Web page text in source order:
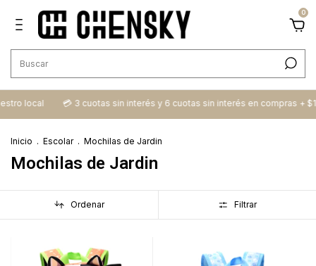
0
local 💳​ 3 cuotas sin interés y 6 cuotas sin interés en compras +
Inicio . Escolar . Mochilas de Jardin
Mochilas de Jardin
Ordenar Filtrar